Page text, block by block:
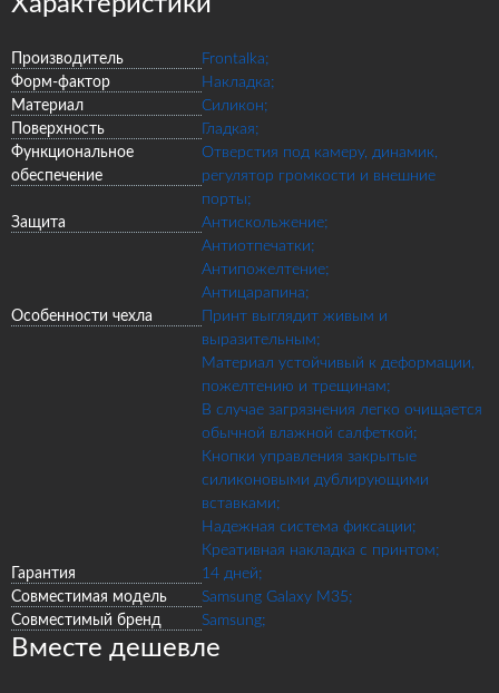
Производитель
Frontalka;
Форм-фактор
Накладка;
Материал
Силикон;
Поверхность
Гладкая;
Функциональное
обеспечение
Отверстия под камеру, динамик,
регулятор громкости и внешние
порты;
Защита
Антискольжение;
Антиотпечатки;
Антипожелтение;
Антицарапина;
Особенности чехла
Принт выглядит живым и
выразительным;
Материал устойчивый к деформации,
пожелтению и трещинам;
В случае загрязнения легко очищается
обычной влажной салфеткой;
Кнопки управления закрытые
силиконовыми дублирующими
вставками;
Надежная система фиксации;
Креативная накладка с принтом;
Гарантия
14 дней;
Совместимая модель
Samsung Galaxy M35;
Совместимый бренд
Samsung;
Вместе дешевле